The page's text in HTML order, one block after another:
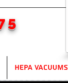
HEPA Vacuums